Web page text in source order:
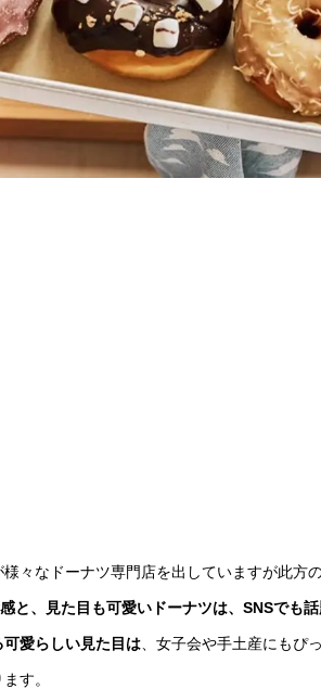
々なドーナツ専門店を出していますが此方
と、見た目も可愛いドーナツは、SNSでも
可愛らしい見た目は 、女子会や手土産にもぴ
す。